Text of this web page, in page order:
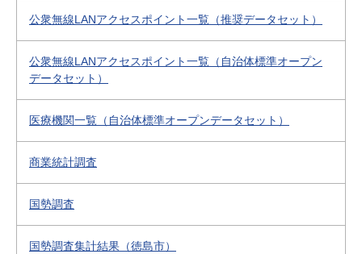
公衆無線LANアクセスポイント一覧（推奨データセット）
公衆無線LANアクセスポイント一覧（自治体標準オープン
データセット）
医療機関一覧（自治体標準オープンデータセット）
商業統計調査
国勢調査
国勢調査集計結果（徳島市）